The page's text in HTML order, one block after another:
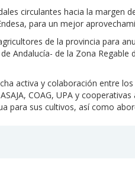
circulantes hacia la margen
para un mejor
de la provincia para
Andalucía- de la Zona
activa y colaboración entre
COAG, UPA y
para sus cultivos, así como